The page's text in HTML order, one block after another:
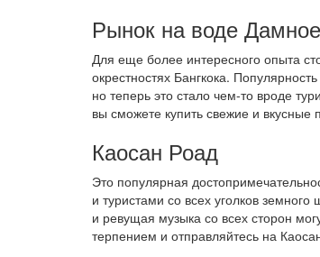
Рынок на воде
Для еще более интересного опыта
окрестностях Бангкока.
но теперь это стало чем-то вроде
вы сможете купить свежие и
Каосан Роад
Это популярная
и туристами со всех уголков
и ревущая музыка со всех сторон
терпением и отправляйтесь на